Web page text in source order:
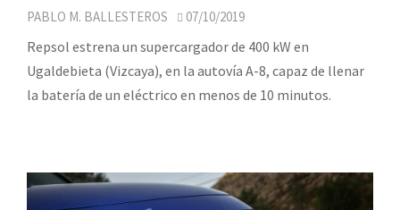
PABLO M. BALLESTEROS 07/10/2019
Repsol estrena un supercargador de 400 kW en
Ugaldebieta (Vizcaya), en la autovía A-8, capaz de llenar
la batería de un eléctrico en menos de 10 minutos.